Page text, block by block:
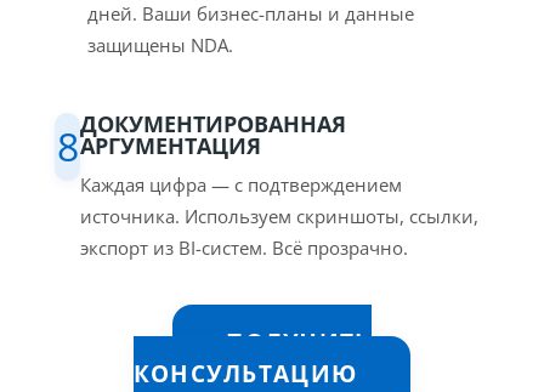
дней. Ваши бизнес-планы и данные
защищены NDA.
8ДОКУМЕНТИРОВАННАЯ
АРГУМЕНТАЦИЯ
Каждая цифра — с подтверждением
источника. Используем скриншоты, ссылки,
экспорт из BI-систем. Всё прозрачно.
ПОЛУЧИТЬ
КОНСУЛЬТАЦИЮ